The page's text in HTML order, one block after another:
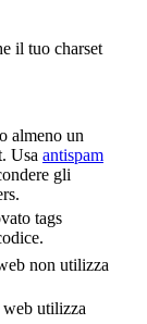
il tuo charset
almeno un
Usa antispam
gli
tags
non utilizza
utilizza